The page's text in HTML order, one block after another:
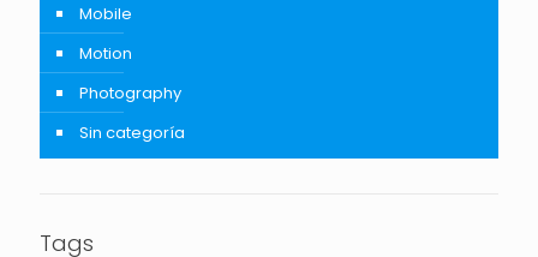
Mobile
Motion
Photography
Sin categoría
Tags